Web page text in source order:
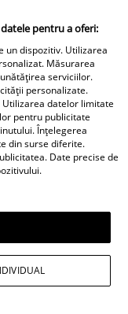
de grele
Angela Similea.
fără una dintre
dragi persoane
ei
Roxana,
cu care Victor
fost căsătorit
de Daciana
A fost coleg de
pentru a oferi:
un dispozitiv. Utilizarea
Măsurarea
serviciilor.
personalizate.
datelor limitate
pentru publicitate
Înțelegerea
din surse diferite.
Date precise de